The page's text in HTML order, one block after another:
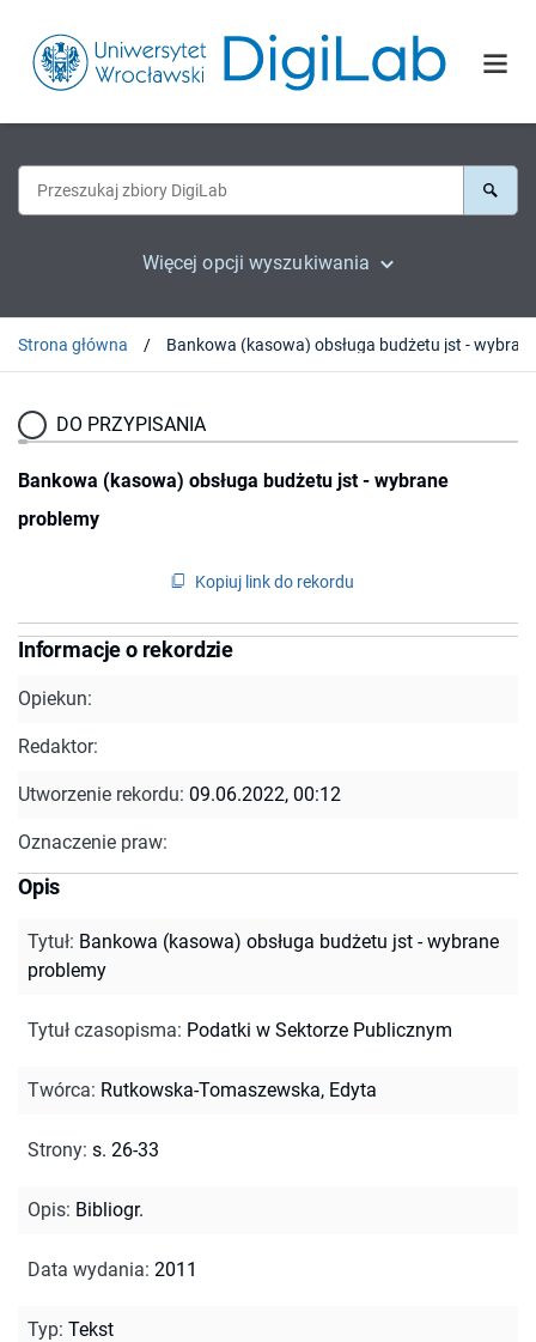
Więcej opcji wyszukiwania
Strona główna
DO PRZYPISANIA
Bankowa (kasowa) obsługa budżetu jst - wybrane
problemy
Kopiuj link do rekordu
Informacje o rekordzie
Opiekun:
Redaktor:
Utworzenie rekordu: 09.06.2022, 00:12
Oznaczenie praw:
Opis
Tytuł: Bankowa (kasowa) obsługa budżetu jst - wybrane
problemy
Tytuł czasopisma: Podatki w Sektorze Publicznym
Twórca: Rutkowska-Tomaszewska, Edyta
Strony: s. 26-33
Opis: Bibliogr.
Data wydania: 2011
Typ: Tekst